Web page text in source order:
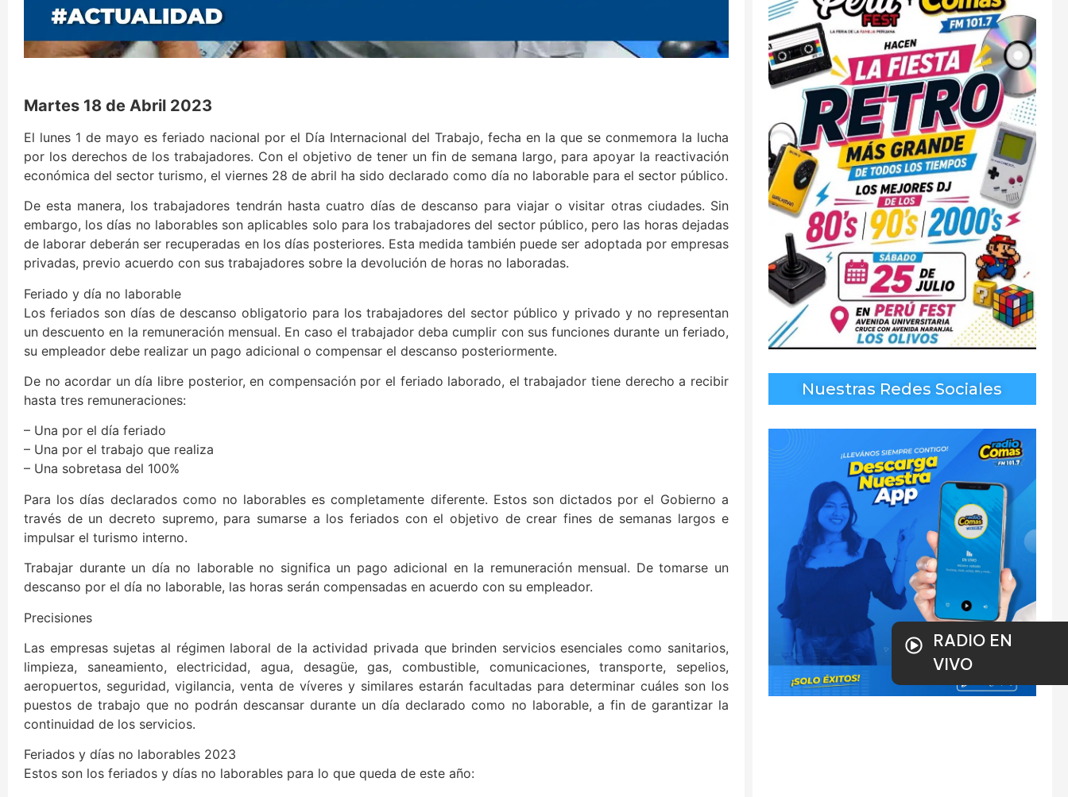
Martes 18 de Abril 2023
El lunes 1 de mayo es feriado nacional por el Día Internacional del Trabajo, fecha en la que se conmemora la lucha
por los derechos de los trabajadores. Con el objetivo de tener un fin de semana largo, para apoyar la reactivación
económica del sector turismo, el viernes 28 de abril ha sido declarado como día no laborable para el sector público.
De esta manera, los trabajadores tendrán hasta cuatro días de descanso para viajar o visitar otras ciudades. Sin
embargo, los días no laborables son aplicables solo para los trabajadores del sector público, pero las horas dejadas
de laborar deberán ser recuperadas en los días posteriores. Esta medida también puede ser adoptada por empresas
privadas, previo acuerdo con sus trabajadores sobre la devolución de horas no laboradas.
Feriado y día no laborable
Los feriados son días de descanso obligatorio para los trabajadores del sector público y privado y no representan
un descuento en la remuneración mensual. En caso el trabajador deba cumplir con sus funciones durante un feriado,
su empleador debe realizar un pago adicional o compensar el descanso posteriormente.
De no acordar un día libre posterior, en compensación por el feriado laborado, el trabajador tiene derecho a recibir
hasta tres remuneraciones:
– Una por el día feriado
– Una por el trabajo que realiza
– Una sobretasa del 100%
Para los días declarados como no laborables es completamente diferente. Estos son dictados por el Gobierno a
través de un decreto supremo, para sumarse a los feriados con el objetivo de crear fines de semanas largos e
impulsar el turismo interno.
Trabajar durante un día no laborable no significa un pago adicional en la remuneración mensual. De tomarse un
descanso por el día no laborable, las horas serán compensadas en acuerdo con su empleador.
Precisiones
Las empresas sujetas al régimen laboral de la actividad privada que brinden servicios esenciales como sanitarios,
limpieza, saneamiento, electricidad, agua, desagüe, gas, combustible, comunicaciones, transporte, sepelios,
aeropuertos, seguridad, vigilancia, venta de víveres y similares estarán facultadas para determinar cuáles son los
puestos de trabajo que no podrán descansar durante un día declarado como no laborable, a fin de garantizar la
continuidad de los servicios.
Feriados y días no laborables 2023
Estos son los feriados y días no laborables para lo que queda de este año:
Nuestras Redes Sociales
RADIO EN
VIVO